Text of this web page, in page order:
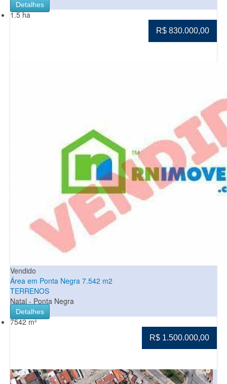
Detalhes
1.5 ha
R$ 830.000,00
Vendido
Área em Ponta Negra 7.542 m2
TERRENOS
Natal - Ponta Negra
Detalhes
7542 m²
R$ 1.500.000,00